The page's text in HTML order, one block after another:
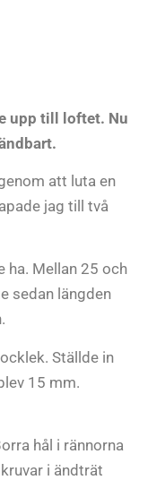
upp till loftet. Nu
att luta en
jag till två
ha. Mellan 25 och
sedan längden
Ställde in
15 mm.
hål i rännorna
i ändträt